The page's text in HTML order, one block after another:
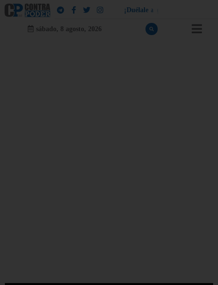
¡ Dué a e a
sábado, 8 agosto, 2026